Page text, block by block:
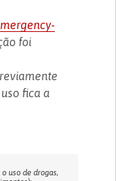
foi
fica a
uso de drogas,